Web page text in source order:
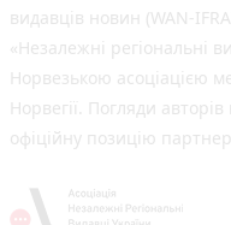
видавців новин (WAN-
«Незалежні регіональні
Норвезькою асоціацією
Норвегії. Погляди
офіційну позицію